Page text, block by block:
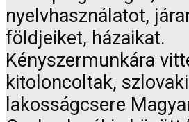
nyelvhasználatot,
földjeiket, házaikat.
Kényszermunkára
kitoloncoltak,
lakosságcsere